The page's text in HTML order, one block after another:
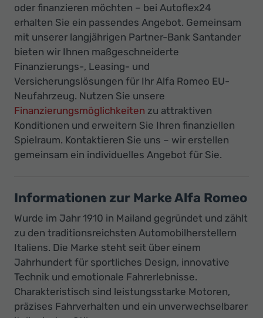
oder finanzieren möchten – bei Autoflex24
erhalten Sie ein passendes Angebot. Gemeinsam
mit unserer langjährigen Partner-Bank Santander
bieten wir Ihnen maßgeschneiderte
Finanzierungs-, Leasing- und
Versicherungslösungen für Ihr Alfa Romeo EU-
Neufahrzeug. Nutzen Sie unsere
Finanzierungsmöglichkeiten zu attraktiven
Konditionen und erweitern Sie Ihren finanziellen
Spielraum. Kontaktieren Sie uns – wir erstellen
gemeinsam ein individuelles Angebot für Sie.
Informationen zur Marke Alfa Romeo
Wurde im Jahr 1910 in Mailand gegründet und zählt
zu den traditionsreichsten Automobilherstellern
Italiens. Die Marke steht seit über einem
Jahrhundert für sportliches Design, innovative
Technik und emotionale Fahrerlebnisse.
Charakteristisch sind leistungsstarke Motoren,
präzises Fahrverhalten und ein unverwechselbarer